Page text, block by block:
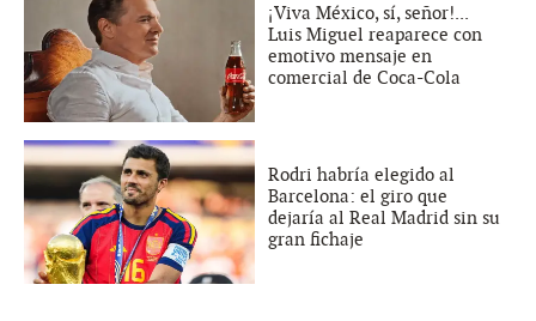
¡Viva México, sí, señor!...
Luis Miguel reaparece con
emotivo mensaje en
comercial de Coca-Cola
Rodri habría elegido al
Barcelona: el giro que
dejaría al Real Madrid sin su
gran fichaje